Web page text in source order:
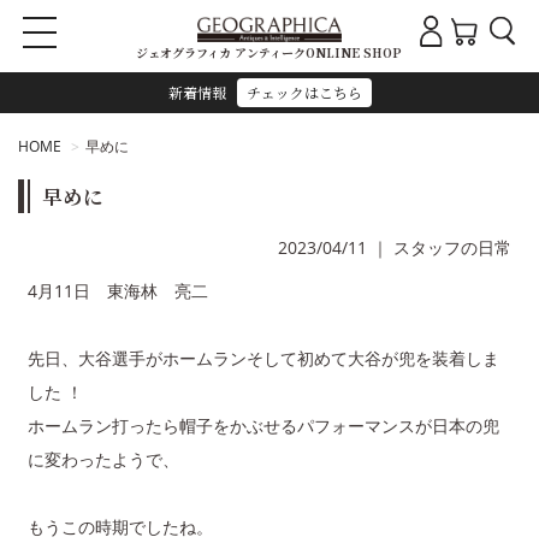
新着情報 チェックはこちら
ジェオグラフィカ アンティークONLINE SHOP
HOME 早めに
早めに
2023/04/11 ｜ スタッフの日常
4月11日 東海林 亮二
先日、大谷選手がホームランそして初めて大谷が兜を装着しま
した ！
ホームラン打ったら帽子をかぶせるパフォーマンスが日本の兜
に変わったようで、
もうこの時期でしたね。